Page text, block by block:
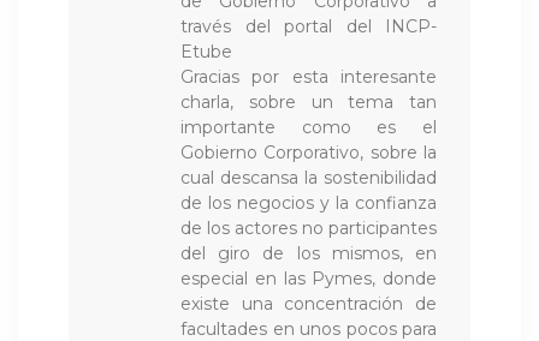
través del portal del INCP-
Etube
Gracias por esta interesante
charla, sobre un tema tan
importante como es el
Gobierno Corporativo, sobre la
cual descansa la sostenibilidad
de los negocios y la confianza
de los actores no participantes
del giro de los mismos, en
especial en las Pymes, donde
existe una concentración de
facultades en unos pocos para